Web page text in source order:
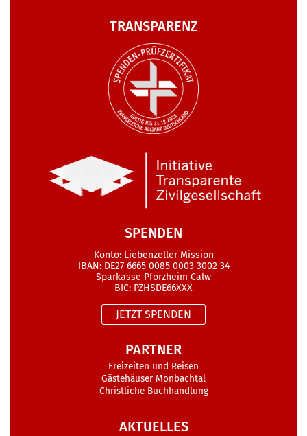
TRANSPARENZ
SPENDEN
Konto: Liebenzeller Mission
IBAN: DE27 6665 0085 0003 3002 34
Sparkasse Pforzheim Calw
BIC: PZHSDE66XXX
JETZT SPENDEN
PARTNER
Freizeiten und Reisen
Gästehäuser Monbachtal
Christliche Buchhandlung
AKTUELLES